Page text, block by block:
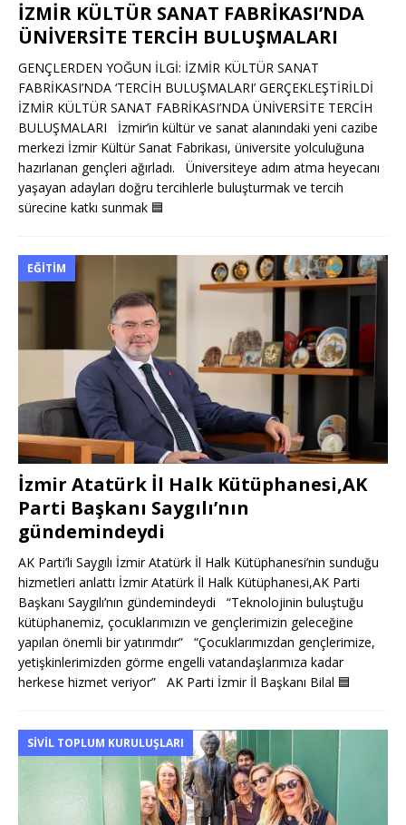
İZMİR KÜLTÜR SANAT FABRİKASI’NDA
ÜNİVERSİTE TERCİH BULUŞMALARI
GENÇLERDEN YOĞUN İLGİ: İZMİR KÜLTÜR SANAT
FABRİKASI’NDA ‘TERCİH BULUŞMALARI’ GERÇEKLEŞTİRİLDİ
İZMİR KÜLTÜR SANAT FABRİKASI’NDA ÜNİVERSİTE TERCİH
BULUŞMALARI İzmir’in kültür ve sanat alanındaki yeni cazibe
merkezi İzmir Kültür Sanat Fabrikası, üniversite yolculuğuna
hazırlanan gençleri ağırladı. Üniversiteye adım atma heyecanı
yaşayan adayları doğru tercihlerle buluşturmak ve tercih
sürecine katkı sunmak 🟦
EĞITIM
İzmir Atatürk İl Halk Kütüphanesi,AK
Parti Başkanı Saygılı’nın
gündemindeydi
AK Parti’li Saygılı İzmir Atatürk İl Halk Kütüphanesi’nin sunduğu
hizmetleri anlattı İzmir Atatürk İl Halk Kütüphanesi,AK Parti
Başkanı Saygılı’nın gündemindeydi “Teknolojinin buluştuğu
kütüphanemiz, çocuklarımızın ve gençlerimizin geleceğine
yapılan önemli bir yatırımdır” “Çocuklarımızdan gençlerimize,
yetişkinlerimizden görme engelli vatandaşlarımıza kadar
herkese hizmet veriyor” AK Parti İzmir İl Başkanı Bilal 🟦
SIVIL TOPLUM KURULUŞLARI